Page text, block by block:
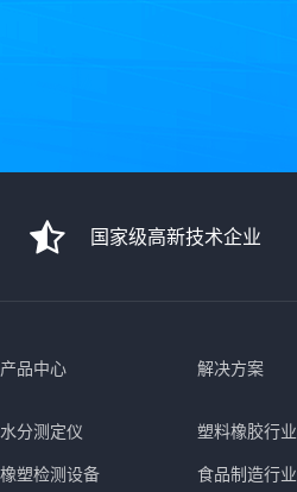
国家级高新技术企业
产品中心
水分测定仪
橡塑检测设备
解决方案
塑料橡胶行业
食品制造行业